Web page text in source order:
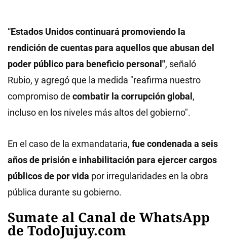
“Estados Unidos continuará promoviendo la
rendición de cuentas para aquellos que abusan del
poder público para beneficio personal", señaló
Rubio, y agregó que la medida "reafirma nuestro
compromiso de combatir la corrupción global ,
incluso en los niveles más altos del gobierno".
En el caso de la exmandataria, fue condenada a seis
años de prisión e inhabilitación para ejercer cargos
públicos de por vida por irregularidades en la obra
pública durante su gobierno.
Sumate al Canal de WhatsApp
de TodoJujuy.com